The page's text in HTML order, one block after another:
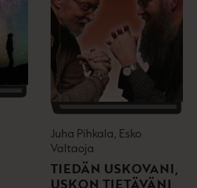
Juha Pihkala, Esko
Valtaoja
TIEDÄN USKOVANI,
USKON TIETÄVÄNI